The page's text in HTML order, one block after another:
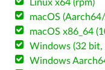
Linux x64 (rpm)
macOS
macOS x86_64
Windows (32 bit,
Windows